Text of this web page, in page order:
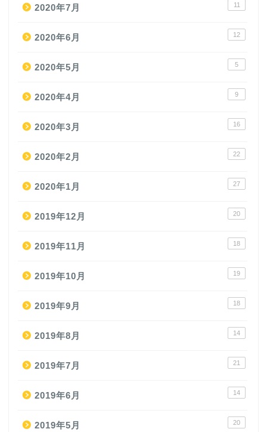
2020年7月 11
2020年6月 12
2020年5月 5
2020年4月 9
2020年3月 16
2020年2月 22
2020年1月 27
2019年12月 20
2019年11月 18
2019年10月 19
2019年9月 18
2019年8月 14
2019年7月 21
2019年6月 14
2019年5月 20